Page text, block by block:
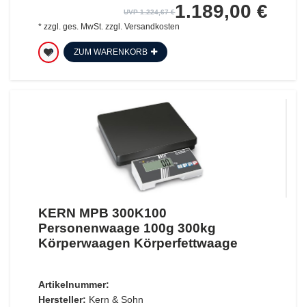
UVP 1.224,67 €1.189,00 €
* zzgl. ges. MwSt.zzgl. Versandkosten
ZUM WARENKORB
KERN MPB 300K100
Personenwaage 100g 300kg
Körperwaagen Körperfettwaage
Artikelnummer:
Hersteller: Kern & Sohn